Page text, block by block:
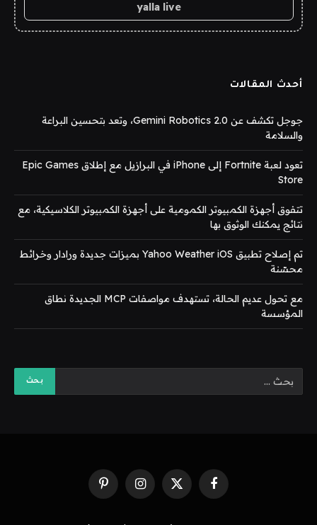
yalla live
أحدث المقالات
جوجل تكشف عن Gemini Robotics 2.0، وتعد بتحسين البراعة
والسلامة
تعود لعبة Fortnite إلى iPhone في البرازيل مع إطلاق Epic Games
Store
تتفوق أجهزة الكمبيوتر الكمومية على أجهزة الكمبيوتر الكلاسيكية، مع
نتائج يمكنك الوثوق بها
تم إصلاح تطبيق Yahoo Weather iOS بميزات جديدة ورادار وخرائط
محسّنة
مع تحول عديم الحالة، تستهدف مواصفات MCP الجديدة نطاق
المؤسسة
فيسبوك X
(Twitter)
الانستغرامبينتيريست